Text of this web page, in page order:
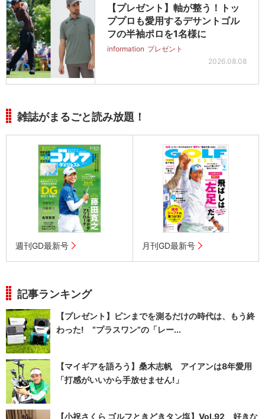
【プレゼント】軸が整う！トッ
ププロも愛用するデサントゴル
フの半袖ポロを1名様に
information プレゼント
2026.08.08
雑誌がまるごと読み放題！
週刊GD最新号 月刊GD最新号
記事ランキング
【プレゼント】ピンまでを測るだけの時代は、もう終
わった! “プラスワン”の「レー...
【マイギアを語ろう】桑木志帆 アイアンは8年愛用
「打感がいいから手放せません!」
【小祝さくら ゴルフときどきタン塩】Vol.92 好きな